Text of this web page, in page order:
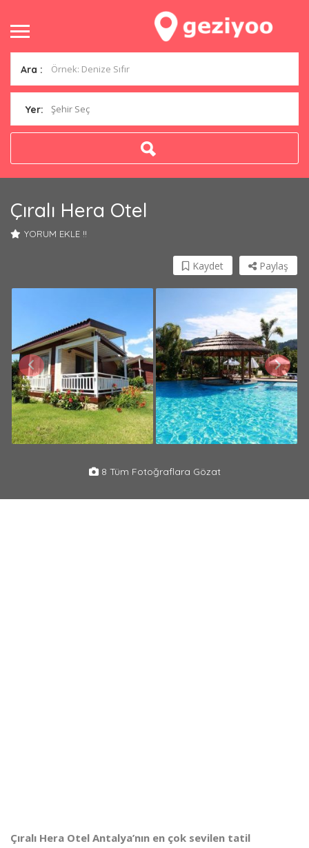
Ara :
Yer: Şehir Seç
Çıralı Hera Otel
YORUM EKLE !!
Paylaş
Kaydet
8 Tüm Fotoğraflara Gözat
Çıralı Hera Otel Antalya’nın en çok sevilen tatil